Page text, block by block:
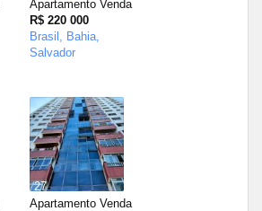
Apartamento Venda
R$ 220 000
Brasil, Bahia,
Salvador
27
Apartamento Venda